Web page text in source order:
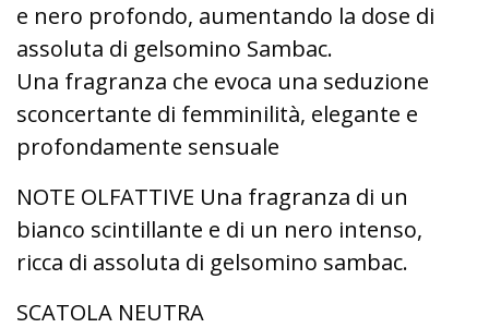
e nero profondo, aumentando la dose di
assoluta di gelsomino Sambac.
Una fragranza che evoca una seduzione
sconcertante di femminilità, elegante e
profondamente sensuale
NOTE OLFATTIVE Una fragranza di un
bianco scintillante e di un nero intenso,
ricca di assoluta di gelsomino sambac.
SCATOLA NEUTRA